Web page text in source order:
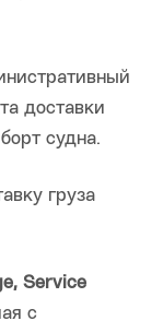
доставки
судна.
груза
Service
с